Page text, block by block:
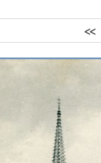
<<